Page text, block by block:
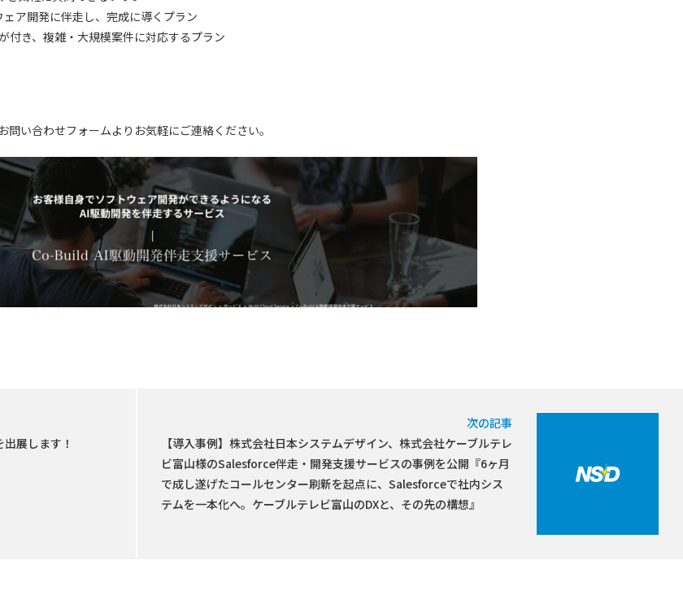
ア開発に伴走し、完成に導くプラン
き、複雑・大規模案件に対応するプラン
い合わせフォームよりお気軽にご連絡ください。
展します！
次の記事
【導入事例】株式会社日本システムデザイン、株式会社ケーブルテレ
ビ富山様のSalesforce伴走・開発支援サービスの事例を公開『6ヶ月
で成し遂げたコールセンター刷新を起点に、Salesforceで社内シス
テムを一本化へ。ケーブルテレビ富山のDXと、その先の構想』